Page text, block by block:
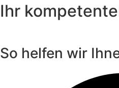
Ihr
So helfen wir